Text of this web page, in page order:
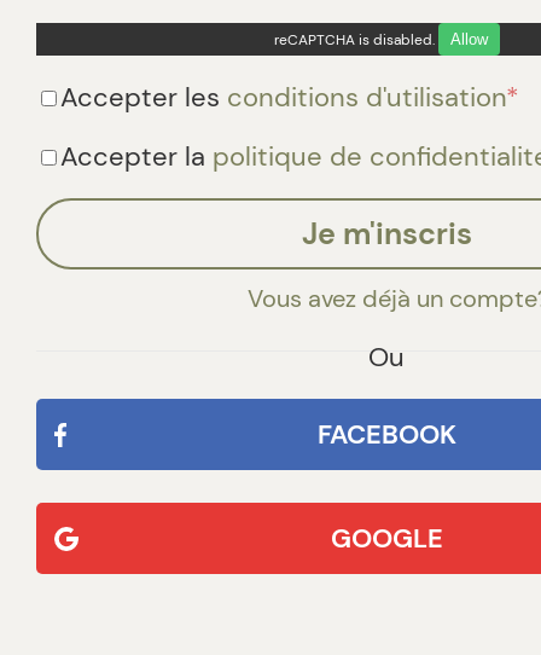
reCAPTCHA is disabled. Allow
Accepter les conditions d'utilisation*
Accepter la politique de
Je m'inscris
Vous avez déjà un
Ou
FACEBOOK
GOOGLE